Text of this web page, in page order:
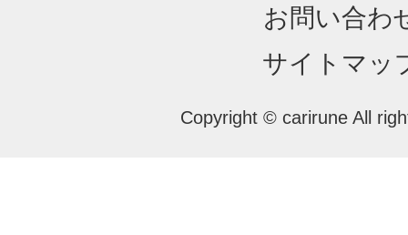
お問い合わ
サイトマッ
Copyright © carirune All